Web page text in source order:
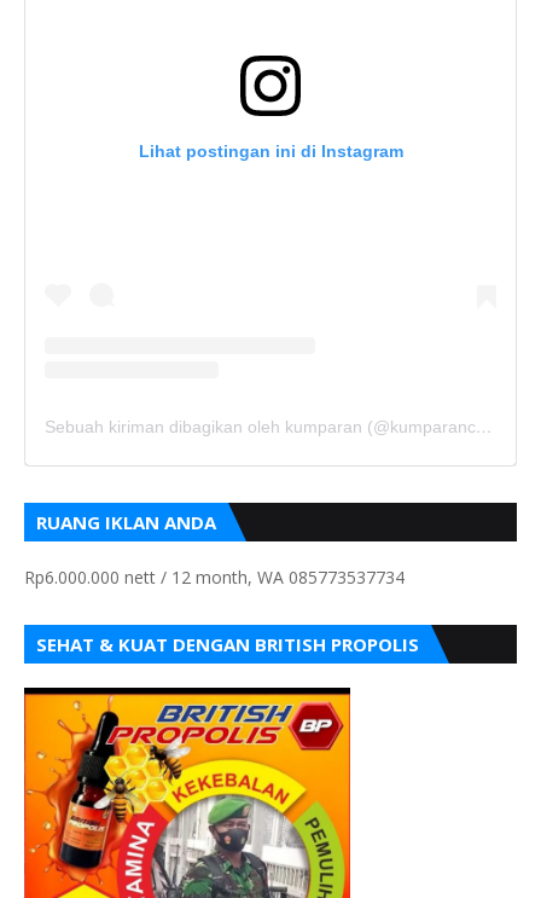
Lihat postingan ini di Instagram
Sebuah kiriman dibagikan oleh kumparan (@kumparancom)
RUANG IKLAN ANDA
Rp6.000.000 nett / 12 month, WA 085773537734
SEHAT & KUAT DENGAN BRITISH PROPOLIS